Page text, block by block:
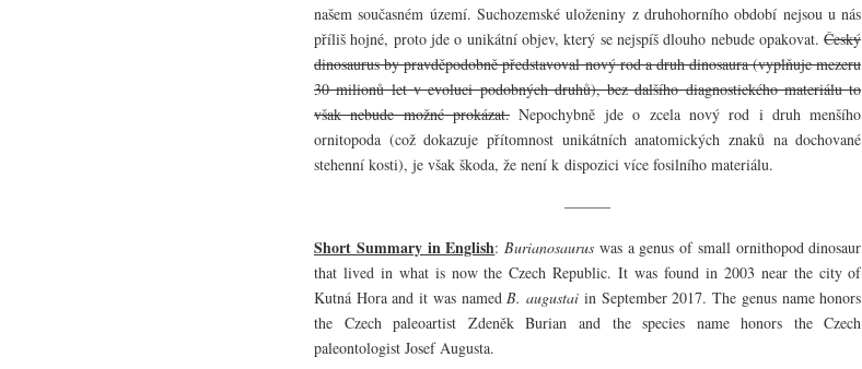
našem současném území. Suchozemské uloženiny z druhohorního období nejsou u nás
příliš hojné, proto jde o unikátní objev, který se nejspíš dlouho nebude opakovat.Český
dinosaurus by pravděpodobně představoval nový rod a druh dinosaura (vyplňuje mezeru
30 milionů let v evoluci podobných druhů), bez dalšího diagnostického materiálu to
však nebude možné prokázat. Nepochybně jde o zcela nový rod i druh menšího
ornitopoda (což dokazuje přítomnost unikátních anatomických znaků na dochované
stehenní kosti), je však škoda, že není k dispozici více fosilního materiálu.
———
Short Summary in English: Burianosaurus was a genus of small ornithopod dinosaur
that lived in what is now the Czech Republic. It was found in 2003 near the city of
Kutná Hora and it was named B. augustai in September 2017. The genus name honors
the Czech paleoartist Zdeněk Burian and the species name honors the Czech
paleontologist Josef Augusta.